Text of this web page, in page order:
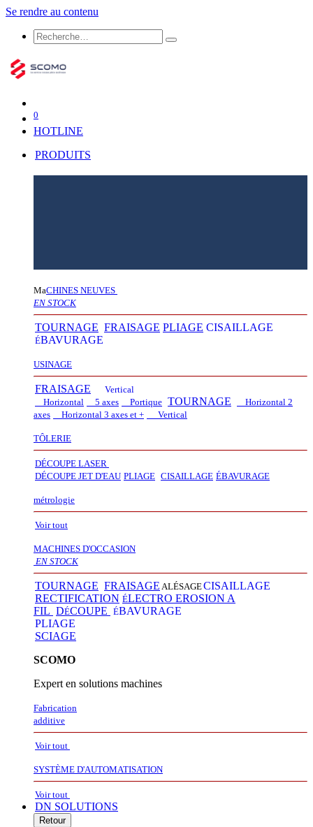
Se rendre au contenu
0
HOTLINE
PRODUITS
MaCHINES NEUVES
EN STOCK
TOURNAGE FRAISAGE PLIAGE CISAILLAGE
ÉBAVURAGE
USINAGE
FRAISAGE
Vertical
Horizontal
5 axes Portique TOURNAGE
Horizontal 2
axes
Horizontal 3 axes et + Vertical​
TÔLERIE
DÉCOUPE LASER
DÉCOUPE JET D'EAU PLIAGE CISAILLAGE ÉBAVURAGE
métrologie
Voir tout
MACHINES D'OCCASION
EN STOCK
TOURNAGE FRAISAGE ALÉSAGECISAILLAGE
RECTIFICATION ÉLECTRO EROSION A
FIL DÉCOUPE ÉBAVURAGE
PLIAGE
SCIAGE
SCOMO
Expert en solutions machines
Fabrication
additive
Voir tout
SYSTÈME D'AUTOMATISATION
Voir tout
DN SOLUTIONS
Retour